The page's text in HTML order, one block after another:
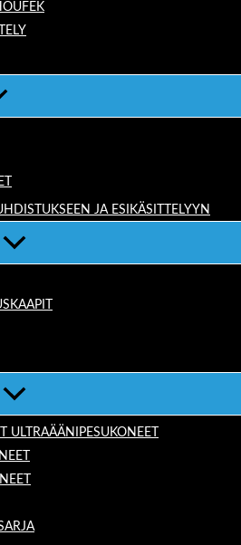
JA ESIKÄSITTELYYN
ULTRAÄÄNIPESUKONEET